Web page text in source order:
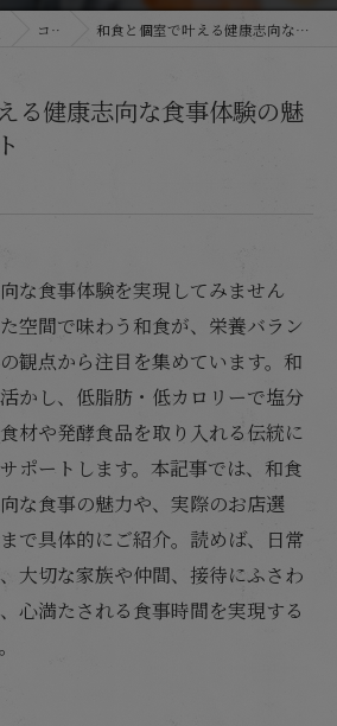
コラム 和食と個室で叶える健康志向な食事体験の魅力と実践ポイント
る健康志向な食事体験の魅
な食事体験を実現してみません
空間で味わう和食が、栄養バラン
観点から注目を集めています。和
かし、低脂肪・低カロリーで塩分
材や発酵食品を取り入れる伝統に
ポートします。本記事では、和食
な食事の魅力や、実際のお店選
で具体的にご紹介。読めば、日常
大切な家族や仲間、接待にふさわ
心満たされる食事時間を実現する